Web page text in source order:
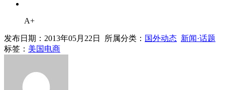
A+
发布日期：2013年05月22日 所属分类： 国外动态 新闻·话题
标签： 美国电商